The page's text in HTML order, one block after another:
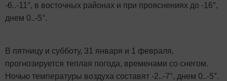
-6..-11°, в восточных районах и при прояснениях до -16°,
днем 0..-5°.
В пятницу и субботу, 31 января и 1 февраля,
прогнозируется теплая погода, временами со снегом.
Ночью температуры воздуха составят -2..-7°, днем 0..-5°.